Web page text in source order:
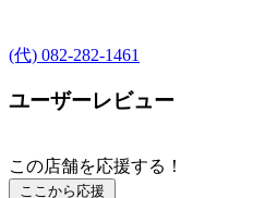
(代) 082-282-1461
ユーザーレビュー
この店舗を応援する！
ここから応援